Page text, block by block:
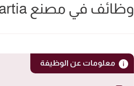
وظائف في مصنع Vivartia- فرص عمل في اثينا
معلومات عن الوظيفة